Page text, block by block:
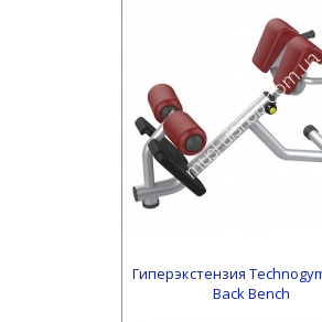
Гиперэкстензия
Back Bench